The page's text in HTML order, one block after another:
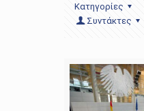
Κατηγορίες
Συντάκτες